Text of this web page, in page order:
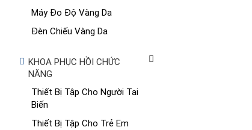
Máy Đo Độ Vàng Da
Đèn Chiếu Vàng Da
KHOA PHỤC HỒI CHỨC
NĂNG
Thiết Bị Tập Cho Người Tai
Biến
Thiết Bị Tập Cho Trẻ Em